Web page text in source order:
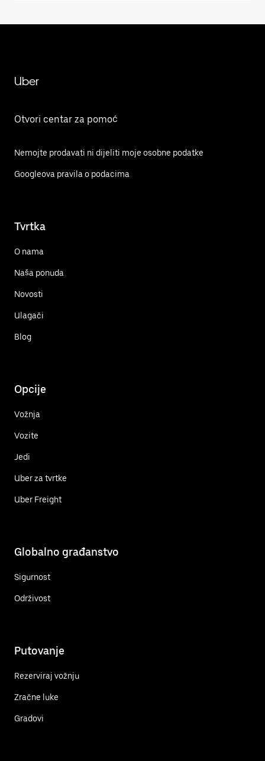
Uber
Otvori centar za pomoć
Nemojte prodavati ni dijeliti moje osobne podatke
Googleova pravila o podacima
Tvrtka
O nama
Naša ponuda
Novosti
Ulagači
Blog
Opcije
Vožnja
Vozite
Jedi
Uber za tvrtke
Uber Freight
Globalno građanstvo
Sigurnost
Održivost
Putovanje
Rezerviraj vožnju
Zračne luke
Gradovi